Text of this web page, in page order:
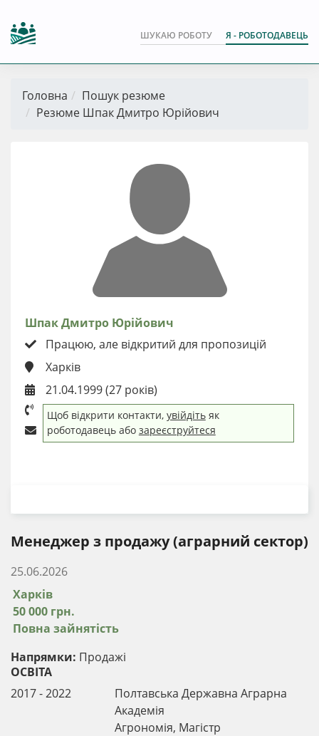
ШУКАЮ РОБОТУ Я - РОБОТОДАВЕЦЬ
Головна
Пошук резюме
Резюме Шпак Дмитро Юрійович
Шпак Дмитро Юрійович
Працюю, але відкритий для пропозицій
Харків
21.04.1999 (27 років)
Щоб відкрити контакти, увійдітьяк
роботодавець або зареєструйтеся
Менеджер з продажу (аграрний сектор)
25.06.2026
Харків
50 000 грн.
Повна зайнятість
Напрямки: Продажі
ОСВІТА
2017 - 2022
Полтавська Державна Аграрна
Академія
Агрономія, Магістр